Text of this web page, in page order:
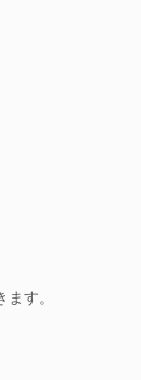
す。